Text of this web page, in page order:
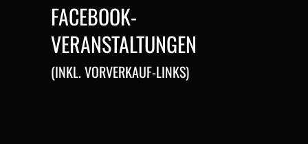
FACEBOOK-
VERANSTALTUNGEN
(INKL. VORVERKAUF-LINKS)